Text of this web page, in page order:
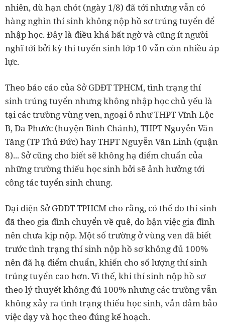
nhiên, dù hạn chót (ngày 1/8) đã tới nhưng vẫn có
hàng nghìn thí sinh không nộp hồ sơ trúng tuyển để
nhập học. Đây là điều khá bất ngờ và cũng ít người
nghĩ tới bởi kỳ thi tuyển sinh lớp 10 vẫn còn nhiều áp
lực.
Theo báo cáo của Sở GDĐT TPHCM, tình trạng thí
sinh trúng tuyển nhưng không nhập học chủ yếu là
tại các trường vùng ven, ngoại ô như THPT Vĩnh Lộc
B, Đa Phước (huyện Bình Chánh), THPT Nguyễn Văn
Tăng (TP Thủ Đức) hay THPT Nguyễn Văn Linh (quận
8)... Sở cũng cho biết sẽ không hạ điểm chuẩn của
những trường thiếu học sinh bởi sẽ ảnh hưởng tới
công tác tuyển sinh chung.
Đại diện Sở GDĐT TPHCM cho rằng, có thể do thí sinh
đã theo gia đình chuyển về quê, do bận việc gia đình
nên chưa kịp nộp. Một số trường ở vùng ven đã biết
trước tình trạng thí sinh nộp hồ sơ không đủ 100%
nên đã hạ điểm chuẩn, khiến cho số lượng thí sinh
trúng tuyển cao hơn. Vì thế, khi thí sinh nộp hồ sơ
theo lý thuyết không đủ 100% nhưng các trường vẫn
không xảy ra tình trạng thiếu học sinh, vẫn đảm bảo
việc dạy và học theo đúng kế hoạch.